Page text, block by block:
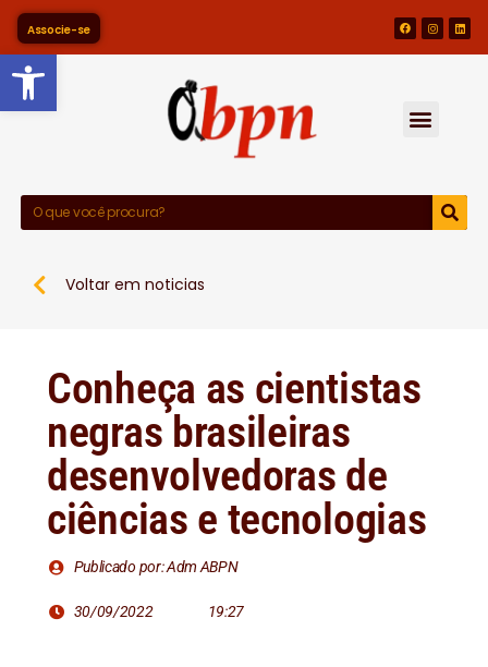
Barra de Ferramentas
Associe-se
Voltar em noticias
Conheça as cientistas
negras brasileiras
desenvolvedoras de
ciências e tecnologias
Publicado por: Adm ABPN
30/09/2022 19:27